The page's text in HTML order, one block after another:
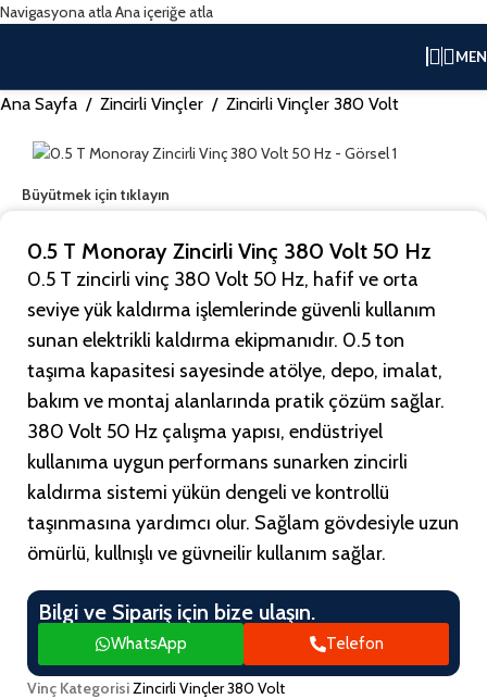
Navigasyona atlaAna içeriğe atla
Ana Sayfa / Zincirli Vinçler / Zincirli Vinçler 380 Volt
Büyütmek için tıklayın
0.5 T Monoray Zincirli Vinç 380 Volt 50 Hz
0.5 T zincirli vinç 380 Volt 50 Hz, hafif ve orta
seviye yük kaldırma işlemlerinde güvenli kullanım
sunan elektrikli kaldırma ekipmanıdır. 0.5 ton
taşıma kapasitesi sayesinde atölye, depo, imalat,
bakım ve montaj alanlarında pratik çözüm sağlar.
380 Volt 50 Hz çalışma yapısı, endüstriyel
kullanıma uygun performans sunarken zincirli
kaldırma sistemi yükün dengeli ve kontrollü
taşınmasına yardımcı olur. Sağlam gövdesiyle uzun
ömürlü, kullnışlı ve güvneilir kullanım sağlar.
Bilgi ve Sipariş için bize ulaşın.
WhatsApp Telefon
Vinç Kategorisi Zincirli Vinçler 380 Volt